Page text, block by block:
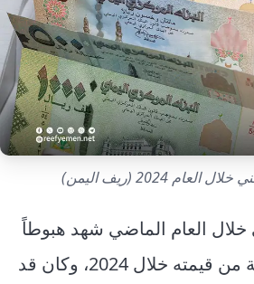
2024 (ريف اليمن)
خلال العام الماضي شهد هبوطاً
قياسياً وفقد 26 بالمئة من قيمته خلال 2024، وكان قد